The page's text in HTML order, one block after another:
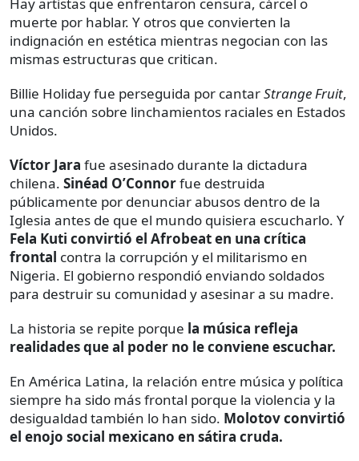
Hay artistas que enfrentaron censura, cárcel o
muerte por hablar. Y otros que convierten la
indignación en estética mientras negocian con las
mismas estructuras que critican.
Billie Holiday fue perseguida por cantarStrange Fruit,
una canción sobre linchamientos raciales en Estados
Unidos.
Víctor Jara fue asesinado durante la dictadura
chilena. Sinéad O’Connorfue destruida
públicamente por denunciar abusos dentro de la
Iglesia antes de que el mundo quisiera escucharlo. Y
Fela Kuti convirtió el Afrobeat en una crítica
frontal contra la corrupción y el militarismo en
Nigeria. El gobierno respondió enviando soldados
para destruir su comunidad y asesinar a su madre.
La historia se repite porque la música refleja
realidades que al poder no le conviene escuchar.
En América Latina, la relación entre música y política
siempre ha sido más frontal porque la violencia y la
desigualdad también lo han sido. Molotov convirtió
el enojo social mexicano en sátira cruda.